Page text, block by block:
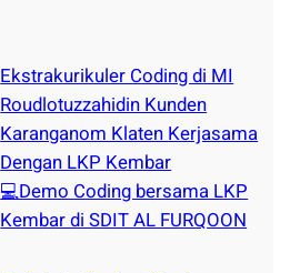
Ekstrakurikuler Coding di MI
Roudlotuzzahidin Kunden
Karanganom Klaten Kerjasama
Dengan LKP Kembar
💻Demo Coding bersama LKP
Kembar di SDIT AL FURQOON